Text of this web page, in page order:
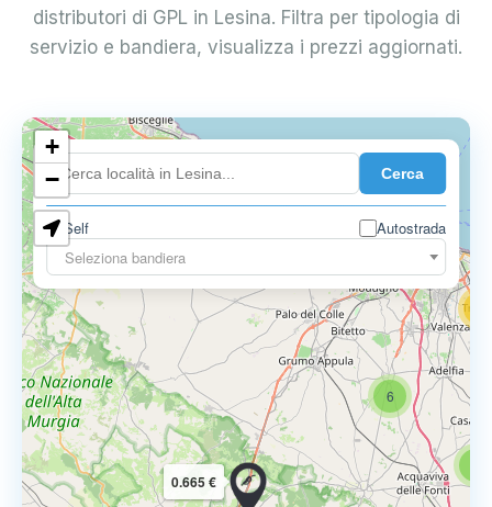
distributori di GPL in Lesina. Filtra per tipologia di
servizio e bandiera, visualizza i prezzi aggiornati.
Cerca
Self
Autostrada
Seleziona bandiera
4
6
0.665 €
+
−